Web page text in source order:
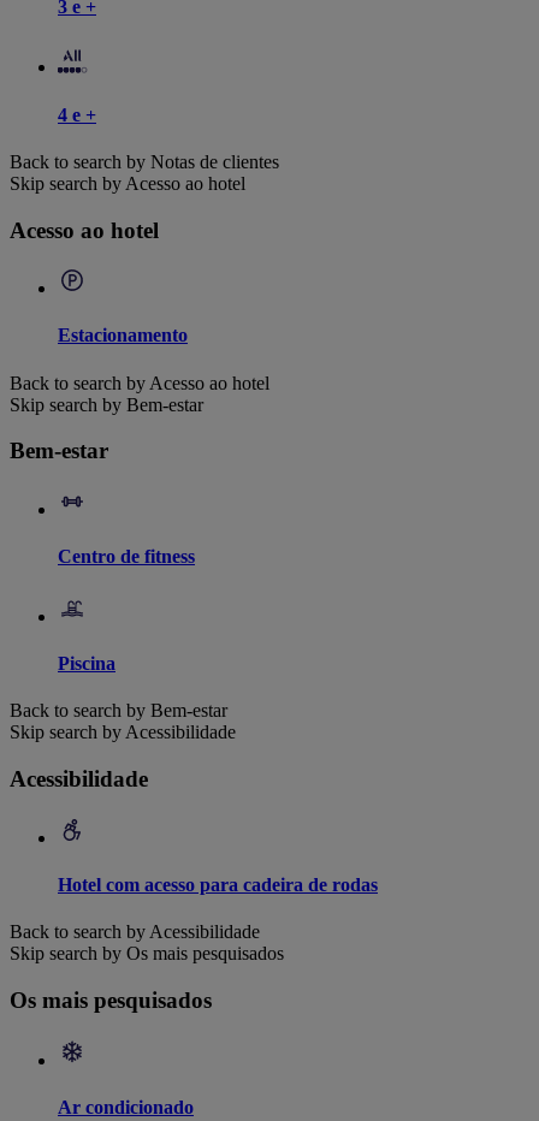
3 e +
4 e +
Back to search by Notas de clientes
Skip search by Acesso ao hotel
Acesso ao hotel
Estacionamento
Back to search by Acesso ao hotel
Skip search by Bem-estar
Bem-estar
Centro de fitness
Piscina
Back to search by Bem-estar
Skip search by Acessibilidade
Acessibilidade
Hotel com acesso para cadeira de rodas
Back to search by Acessibilidade
Skip search by Os mais pesquisados
Os mais pesquisados
Ar condicionado